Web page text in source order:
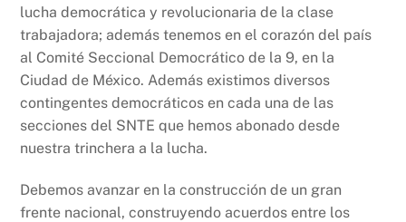
lucha democrática y revolucionaria de la clase
trabajadora; además tenemos en el corazón del país
al Comité Seccional Democrático de la 9, en la
Ciudad de México. Además existimos diversos
contingentes democráticos en cada una de las
secciones del SNTE que hemos abonado desde
nuestra trinchera a la lucha.
Debemos avanzar en la construcción de un gran
frente nacional, construyendo acuerdos entre los